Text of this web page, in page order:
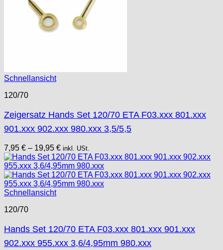
Schnellansicht
120/70
Zeigersatz Hands Set 120/70 ETA F03.xxx 801.xxx
901.xxx 902.xxx 980.xxx 3,5/5,5
7,95 € – 19,95 € inkl. USt.
Schnellansicht
120/70
Hands Set 120/70 ETA F03.xxx 801.xxx 901.xxx
902.xxx 955.xxx 3,6/4,95mm 980.xxx